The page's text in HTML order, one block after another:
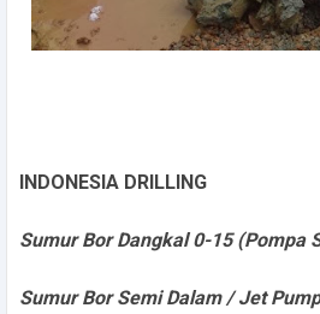
INDONESIA DRILLING
Sumur Bor Dangkal 0-15 (Pompa
Sumur Bor Semi Dalam / Jet